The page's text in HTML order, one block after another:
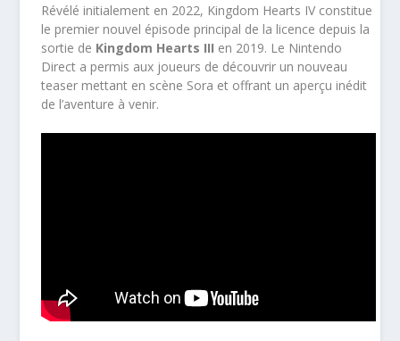
Révélé initialement en 2022, Kingdom Hearts IV constitue
le premier nouvel épisode principal de la licence depuis la
sortie de Kingdom Hearts III en 2019. Le Nintendo
Direct a permis aux joueurs de découvrir un nouveau
teaser mettant en scène Sora et offrant un aperçu inédit
de l’aventure à venir.